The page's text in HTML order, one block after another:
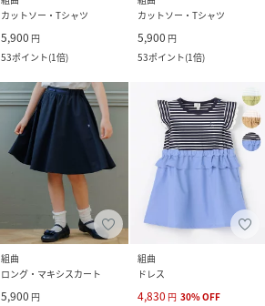
カットソー・Tシャツ
5,900 円
53ポイント(1倍)
カットソー・Tシャツ
5,900 円
53ポイント(1倍)
組曲
ロング・マキシスカート
5,900 円
組曲
ドレス
4,830 円 30%OFF